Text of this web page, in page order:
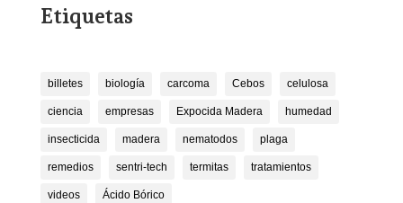
Etiquetas
billetes biología carcoma Cebos celulosa
ciencia empresas Expocida Madera humedad
insecticida madera nematodos plaga
remedios sentri-tech termitas tratamientos
videos Ácido Bórico